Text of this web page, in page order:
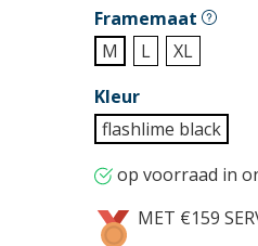
Framemaat
M
L
XL
Kleur
flashlime black
op voorraad in
MET €159